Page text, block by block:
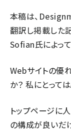
本稿は、
翻訳し掲載した
Sofian氏によっ
Webサイトの優
か？ 私にとって
トップページに
の構成が良いだ